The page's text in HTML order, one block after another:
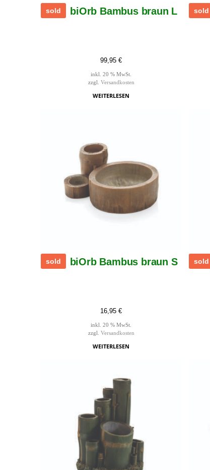
sold biOrb Bambus braun L
99,95€
inkl. 20 % MwSt.
zzgl. Versandkosten
WEITERLESEN
sold
sold biOrb Bambus braun S
16,95€
inkl. 20 % MwSt.
zzgl. Versandkosten
WEITERLESEN
sold